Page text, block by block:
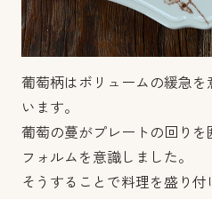
葡萄柄はボリュームの緩急
います。
葡萄の蔓がプレートの回り
フォルムを意識しました。
そうすることで料理を盛り